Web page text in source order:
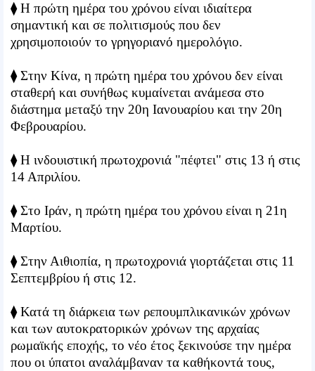
⧫ Η πρώτη ημέρα του χρόνου είναι ιδιαίτερα
σημαντική και σε πολιτισμούς που δεν
χρησιμοποιούν το γρηγοριανό ημερολόγιο.
⧫ Στην Κίνα, η πρώτη ημέρα του χρόνου δεν είναι
σταθερή και συνήθως κυμαίνεται ανάμεσα στο
διάστημα μεταξύ την 20η Ιανουαρίου και την 20η
Φεβρουαρίου.
⧫ Η ινδουιστική πρωτοχρονιά "πέφτει" στις 13 ή στις
14 Απριλίου.
⧫ Στο Ιράν, η πρώτη ημέρα του χρόνου είναι η 21η
Μαρτίου.
⧫ Στην Αιθιοπία, η πρωτοχρονιά γιορτάζεται στις 11
Σεπτεμβρίου ή στις 12.
⧫ Κατά τη διάρκεια των ρεπουμπλικανικών χρόνων
και των αυτοκρατορικών χρόνων της αρχαίας
ρωμαϊκής εποχής, το νέο έτος ξεκινούσε την ημέρα
που οι ύπατοι αναλάμβαναν τα καθήκοντά τους,